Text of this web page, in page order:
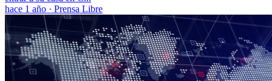
hace 1 año · Prensa Libre